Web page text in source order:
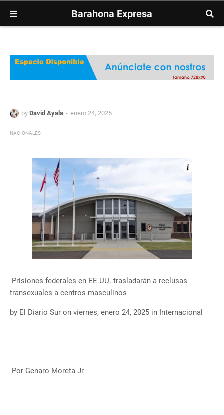
Barahona Expresa
by David Ayala enero 24, 2025
NACIONALES
Prisiones federales en EE.UU. trasladarán a reclusas
transexuales a centros masculinos
by El Diario Sur on viernes, enero 24, 2025 in Internacional
Por Genaro Moreta Jr